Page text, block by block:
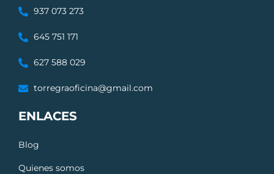
937 073 273
645 751 171
627 588 029
torregraoficina@gmail.com
ENLACES
Blog
Quienes somos